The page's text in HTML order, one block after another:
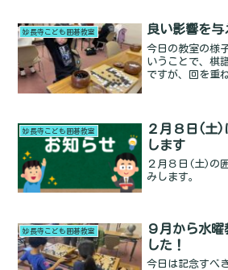
まま勝敗に直結
感あふれる勝負
妙長寺こども囲碁教室 良い影響を与
今日の教室の様
いうことで、棋
ですが、回を重
んばっていって
妙長寺こども囲碁教室
２月８日(土)
します
２月８日(土)の
みします。
妙長寺こども囲碁教室
９月から水
した！
今日は記念すべ